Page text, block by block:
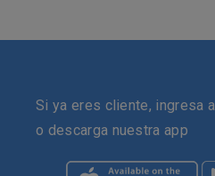
Si ya eres cliente, ingresa a
o descarga nuestra app